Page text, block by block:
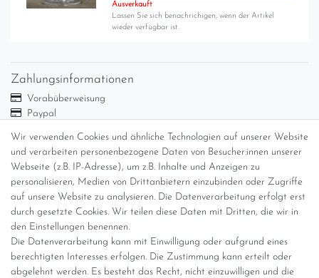
Ausverkauft
Lassen Sie sich benachrichigen, wenn der Artikel
wieder verfügbar ist.
Wir verwenden Cookies und ähnliche Technologien auf unserer Website
und verarbeiten personenbezogene Daten von Besucher:innen unserer
Webseite (z.B. IP-Adresse), um z.B. Inhalte und Anzeigen zu
personalisieren, Medien von Drittanbietern einzubinden oder Zugriffe
auf unsere Website zu analysieren. Die Datenverarbeitung erfolgt erst
durch gesetzte Cookies. Wir teilen diese Daten mit Dritten, die wir in
den Einstellungen benennen.
Die Datenverarbeitung kann mit Einwilligung oder aufgrund eines
berechtigten Interesses erfolgen. Die Zustimmung kann erteilt oder
abgelehnt werden. Es besteht das Recht, nicht einzuwilligen und die
Zahlungsinformationen
Vorabüberweisung
Paypal
Versandinformationen
Versand per GLS (6,90 Euro) oder DHL (8,49 Euro ) inkl. MwSt.
(innerhalb Deutschlands)
kostenfreie Lieferung ab 150 Euro Warenwert (innerhalb
Deutschlands)
Übersicht Internationale Versandkosten